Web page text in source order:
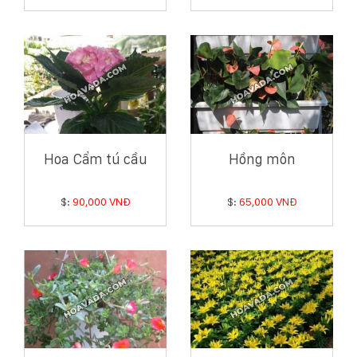
Hoa Cẩm tú cầu
$: 90,000 VNĐ
Hồng môn
$: 65,000 VNĐ